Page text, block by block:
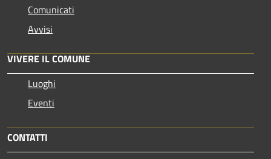
Comunicati
Avvisi
VIVERE IL COMUNE
Luoghi
Eventi
CONTATTI